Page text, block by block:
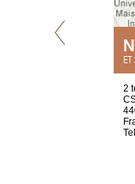
2